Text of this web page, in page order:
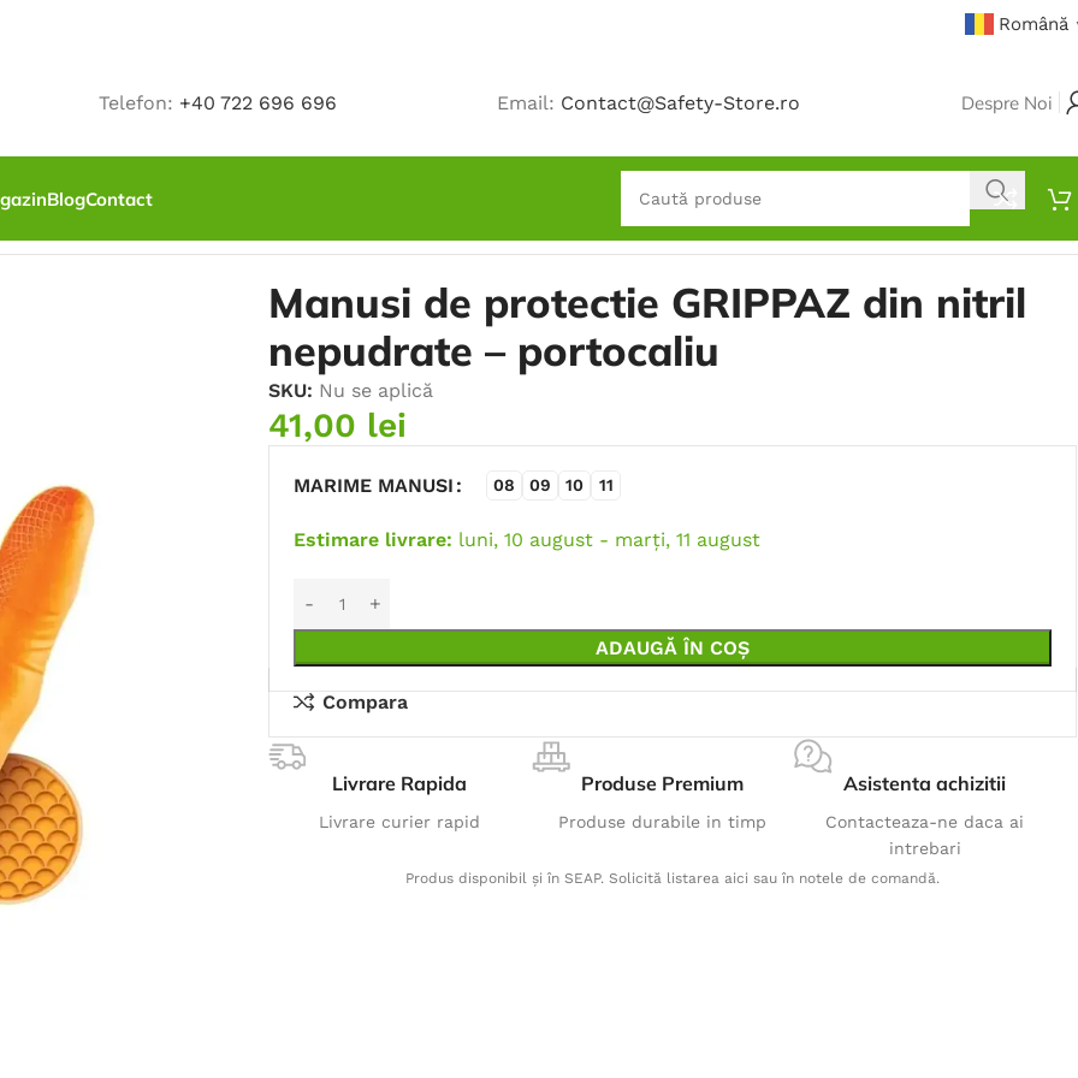
Română
Telefon: +40 722 696 696 Email: Contact@Safety-Store.ro Despre Noi
BlogContact
Manusi de protectie GRIPPAZ din nitril
nepudrate – portocaliu
SKU: Nu se aplică
41,00 lei
MARIME MANUSI 08 09 10 11
Estimare livrare: luni, 10 august - marți, 11 august
ADAUGĂ ÎN COȘ
Compara
Livrare Rapida
Livrare curier rapid
Produse Premium
Produse durabile in timp
Asistenta achizitii
Contacteaza-ne daca ai
intrebari
Produs disponibil și în SEAP. Solicită listarea aici sau în notele de comandă.